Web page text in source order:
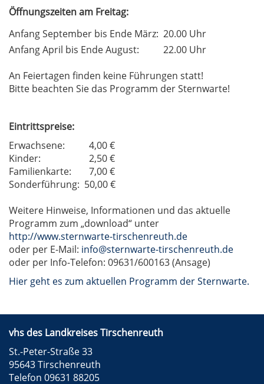
Öffnungszeiten am Freitag:
Anfang September bis Ende März: 20.00 Uhr
Anfang April bis Ende August:
22.00 Uhr
An Feiertagen finden keine Führungen statt!
Bitte beachten Sie das Programm der Sternwarte!
Eintrittspreise:
Erwachsene:
4,00 €
Kinder:
2,50 €
Familienkarte:
7,00 €
Sonderführung: 50,00 €
Weitere Hinweise, Informationen und das aktuelle
Programm zum „download“ unter
http://www.sternwarte-tirschenreuth.de
oder per E-Mail: info@sternwarte-tirschenreuth.de
oder per Info-Telefon: 09631/600163 (Ansage)
Hier geht es zum aktuellen Programm der Sternwarte.
vhs des Landkreises Tirschenreuth
St.-Peter-Straße 33
95643 Tirschenreuth
Telefon 09631 88205